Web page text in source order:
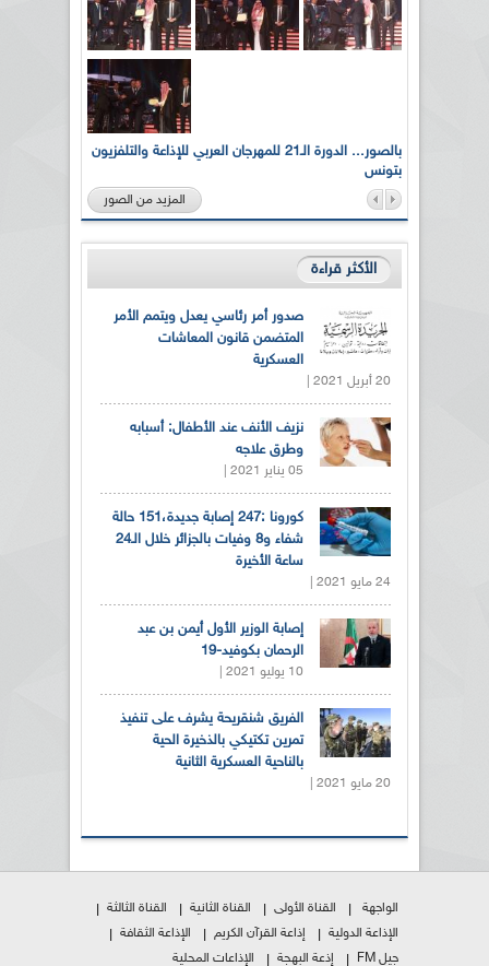
بالصور... الدورة الـ21 للمهرجان العربي للإذاعة والتلفزيون
بتونس
المزيد من الصور
الأكثر قراءة
صدور أمر رئاسي يعدل ويتمم الأمر
المتضمن قانون المعاشات
العسكرية
20 أبريل 2021 |
نزيف الأنف عند الأطفال: أسبابه
وطرق علاجه
05 يناير 2021 |
كورونا :247 إصابة جديدة،151 حالة
شفاء و8 وفيات بالجزائر خلال الـ24
ساعة الأخيرة
24 مايو 2021 |
إصابة الوزير الأول أيمن بن عبد
الرحمان بكوفيد-19
10 يوليو 2021 |
الفريق شنقريحة يشرف على تنفيذ
تمرين تكتيكي بالذخيرة الحية
بالناحية العسكرية الثانية
20 مايو 2021 |
الواجهة القناة الأولى القناة الثانية
القناة الثالثة
الإذاعة الدولية
إذاعة القرآن الكريم
الإذاعة الثقافة
جيل FM
إذعة البهجة الإذاعات المحلية